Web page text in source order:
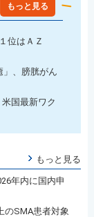
もっと見る
位はＡＺ
、膀胱がん
国最新ワク
もっと見る
年内に国内申
SMA患者対象